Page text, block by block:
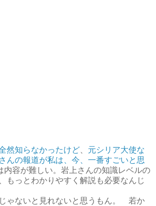
然知らなかったけど、 元シリア大使な
んの報道が私は、今、一番すごいと思
内容が難しい。岩上さんの知識レベルの
もっとわかりやすく解説も必要なんじ
ゃないと見れないと思うもん。 若か